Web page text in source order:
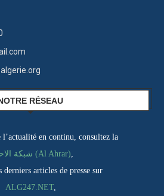
RÉSEAU
en continu, consultez la
شبكة الاحرار (Al Ahrar)
derniers articles de presse sur
ALG247.NET,